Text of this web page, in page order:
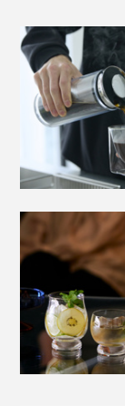
同梱の取り扱い説明書
桐の蓋には桜